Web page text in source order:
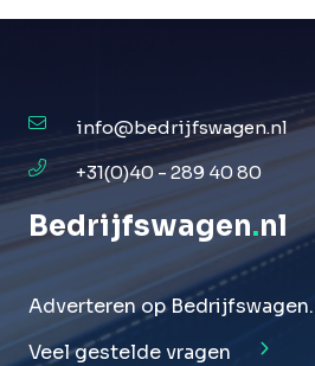
info@bedrijfswagen.nl
+31(0)40 - 289 40 80
Bedrijfswagen.nl
Adverteren op
Veel gestelde vragen